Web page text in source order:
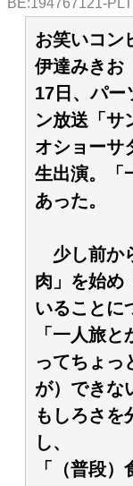
お笑いコン
伊達みきお
17日、パー
ン放送「
オショーサ
生出演。「
あった。
少し前か
肉」を始め
いることに
「一人旅
ってちょっ
が）できな
もしろさを
し、
「（普段